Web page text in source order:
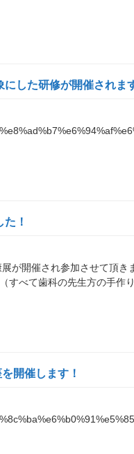
した研修が開催されま
！
が開催され参加させて頂き
すべて歯科の先生方の手作
開催します！